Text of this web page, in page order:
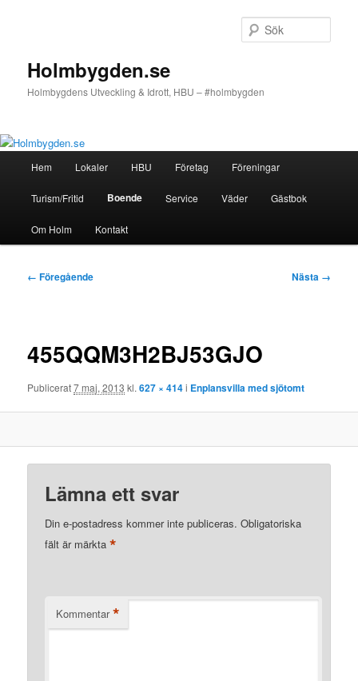
Holmbygden.se
Holmbygdens Utveckling & Idrott, HBU – #holmbygden
Hem Lokaler HBU Företag Föreningar
Turism/Fritid Boende Service Väder Gästbok
Om Holm Kontakt
Bildnavigering
← Föregående Nästa →
455QQM3H2BJ53GJO
Publicerat7 maj, 2013 kl.627 × 414i Enplansvilla med sjötomt
Lämna ett svar
Din e-postadress kommer inte publiceras. Obligatoriska
fält är märkta*
Kommentar *